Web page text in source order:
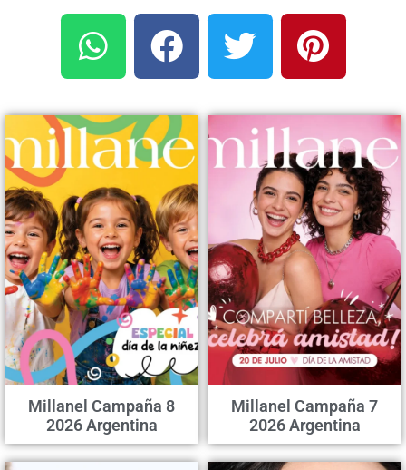
Millanel Campaña 8
2026 Argentina
Millanel Campaña 7
2026 Argentina